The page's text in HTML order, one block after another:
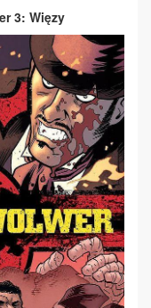
3: Więzy